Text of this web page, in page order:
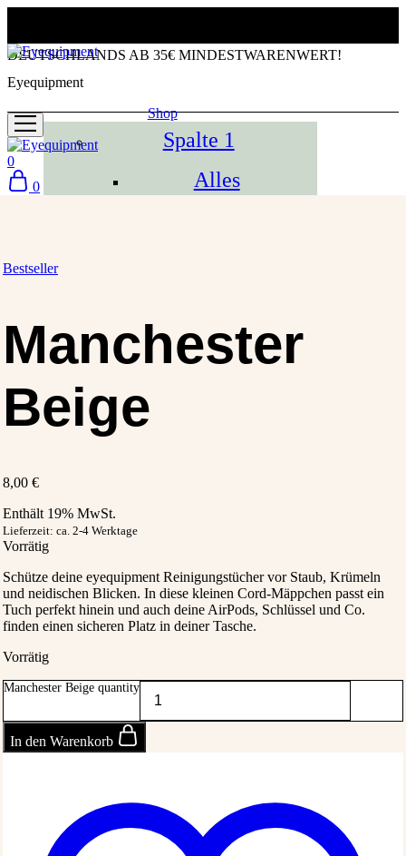
DEUTSCHLANDS AB 35€ MINDESTWARENWERT!
Eyequipment
Shop
Spalte 1
Alles
Gutscheine
Lookbook
0
0
0
0
Bestseller
Manchester
Beige
8,00 €
Enthält 19% MwSt.
Lieferzeit: ca. 2-4 Werktage
Vorrätig
Schütze deine eyequipment Reinigungstücher vor Staub, Krümeln
und neidischen Blicken. In diese kleinen Cord-Mäppchen passt ein
Tuch perfekt hinein und auch deine AirPods, Schlüssel und Co.
finden einen sicheren Platz in deiner Tasche.
Vorrätig
Manchester Beige quantity
In den Warenkorb